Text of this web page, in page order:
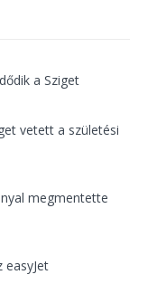
a Sziget
vetett a születési
megmentette
easyJet